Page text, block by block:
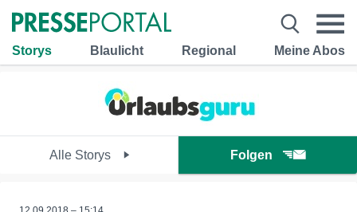
Storys Blaulicht Regional Meine Abos
Alle Storys Folgen